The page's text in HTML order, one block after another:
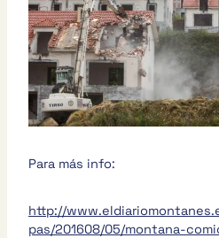
Para más info:
http://
pas/201608/05/montana-